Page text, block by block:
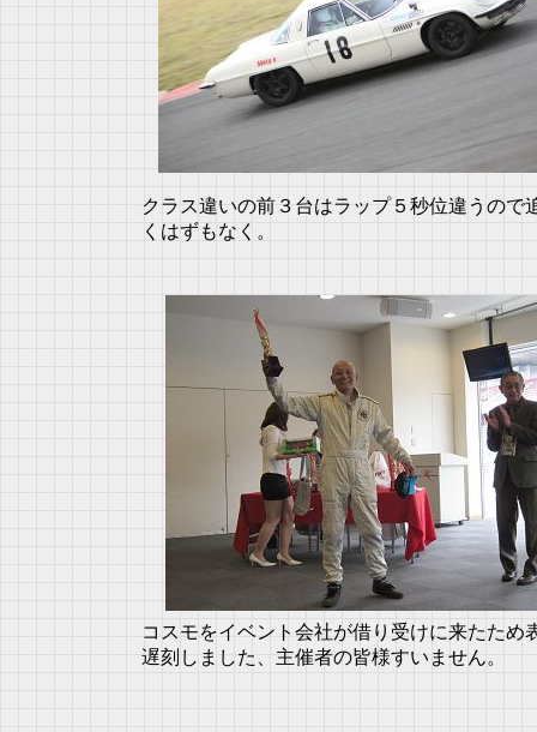
クラス違いの前３台はラップ５秒位違うので
くはずもなく。
コスモをイベント会社が借り受けに来たため
遅刻しました、主催者の皆様すいません。